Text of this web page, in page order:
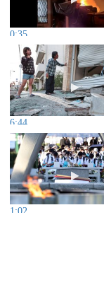
0:35
動画
6:44
動画
1:02